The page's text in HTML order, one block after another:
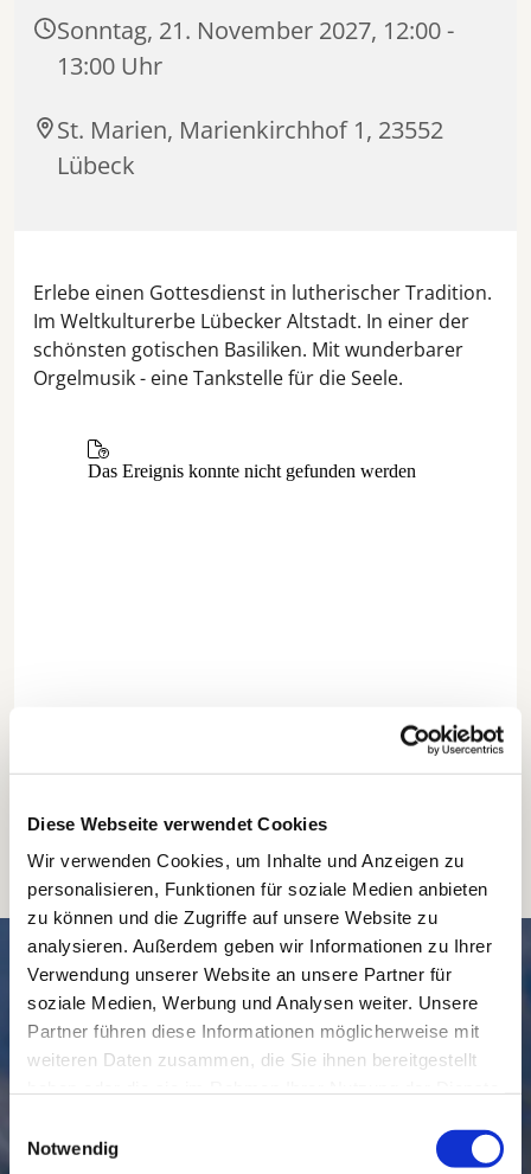
Diese Webseite verwendet Cookies
Wir verwenden Cookies, um Inhalte und Anzeigen zu
personalisieren, Funktionen für soziale Medien anbieten
zu können und die Zugriffe auf unsere Website zu
analysieren. Außerdem geben wir Informationen zu Ihrer
Verwendung unserer Website an unsere Partner für
soziale Medien, Werbung und Analysen weiter. Unsere
Partner führen diese Informationen möglicherweise mit
weiteren Daten zusammen, die Sie ihnen bereitgestellt
Notwendig
Sonntag, 21. November 2027, 12:00 -
13:00 Uhr
St. Marien, Marienkirchhof 1, 23552
Lübeck
Erlebe einen Gottesdienst in lutherischer Tradition.
Im Weltkulturerbe Lübecker Altstadt. In einer der
schönsten gotischen Basiliken. Mit wunderbarer
Orgelmusik - eine Tankstelle für die Seele.
SCHNELL // NAVIGIERT